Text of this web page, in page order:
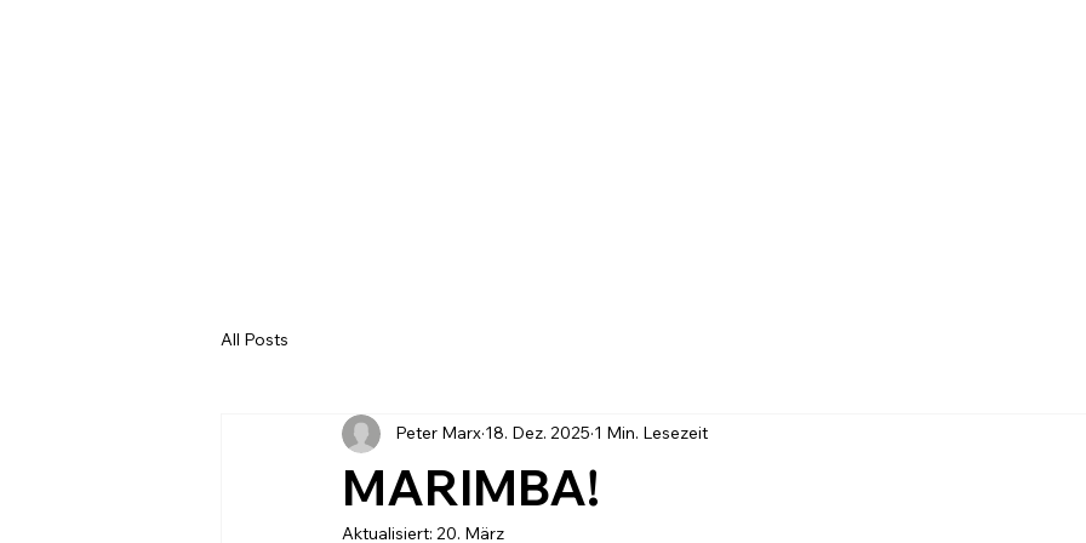
All Posts
MARIMBA!
Peter Marx 18. Dez. 2025 1 Min. Lesezeit
Aktualisiert: 20. März